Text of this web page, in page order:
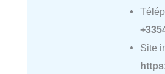
Site